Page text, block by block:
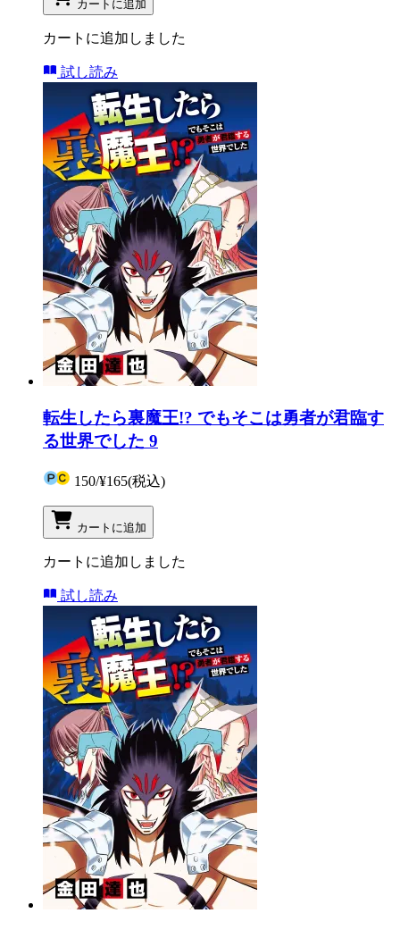
カートに追加
カートに追加しました
試し読み
転生したら裏魔王!? でもそこは勇者が君臨す
る世界でした 9
150/¥165(税込)
カートに追加
カートに追加しました
試し読み